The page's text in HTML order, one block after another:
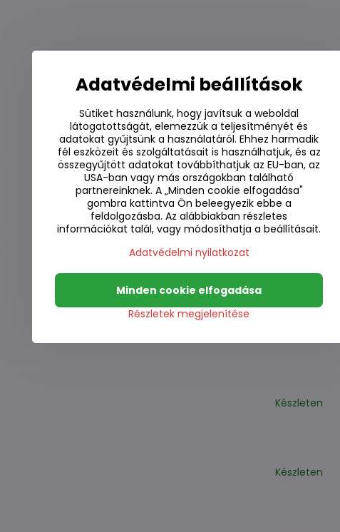
Készleten
Készleten
Készleten
Készleten
Adatvédelmi beállítások
Sütiket használunk, hogy javítsuk a weboldal
látogatottságát, elemezzük a teljesítményét és
adatokat gyűjtsünk a használatáról. Ehhez harmadik
fél eszközeit és szolgáltatásait is használhatjuk, és az
összegyűjtött adatokat továbbíthatjuk az EU-ban, az
USA-ban vagy más országokban található
partnereinknek. A „Minden cookie elfogadása"
gombra kattintva Ön beleegyezik ebbe a
feldolgozásba. Az alábbiakban részletes
információkat talál, vagy módosíthatja a beállításait.
Adatvédelmi nyilatkozat
Részletek megjelenítése
Minden cookie elfogadása